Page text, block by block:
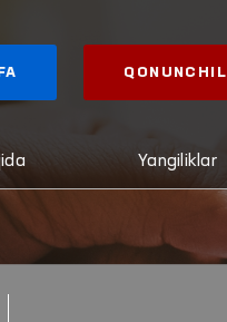
Yangiliklar